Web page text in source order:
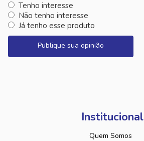
Tenho interesse
Não tenho interesse
Já tenho esse produto
Publique sua opinião
Institucional
Quem Somos